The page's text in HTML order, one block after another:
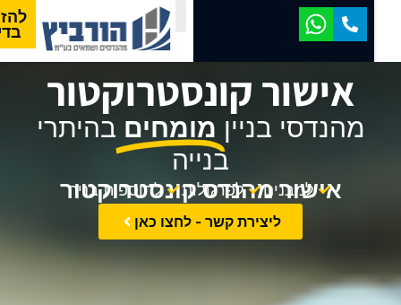
בדיקה
אישור קונסטרוקטור
מהנדסי בניין מומחים בהיתרי
בנייה
אישור מהנדס קונסטרוקטור
למבנים לפרגולות לתוספות בניה
ליצירת קשר - לחצו כאן